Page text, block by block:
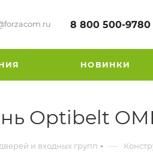
8 800 500-9780
НОВИНКИ
Optibelt
и входных групп —